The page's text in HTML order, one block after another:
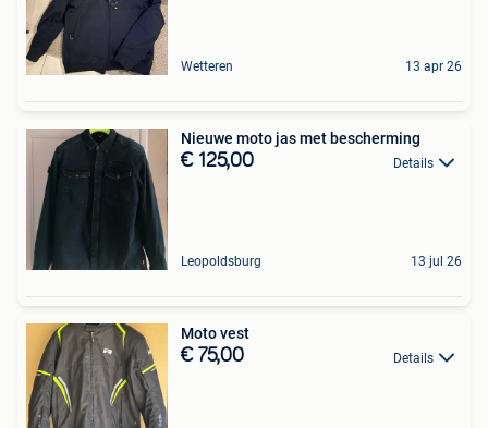
Wetteren 13 apr 26
Nieuwe moto jas met bescherming
€ 125,00 Details
Leopoldsburg 13 jul 26
Moto vest
€ 75,00 Details